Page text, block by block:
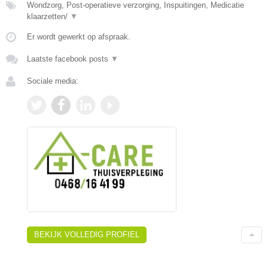
Wondzorg, Post-operatieve verzorging, Inspuitingen, Medicatie
klaarzetten/ ▼
Er wordt gewerkt op afspraak.
Laatste facebook posts ▼
Sociale media:
BEKIJK VOLLEDIG PROFIEL